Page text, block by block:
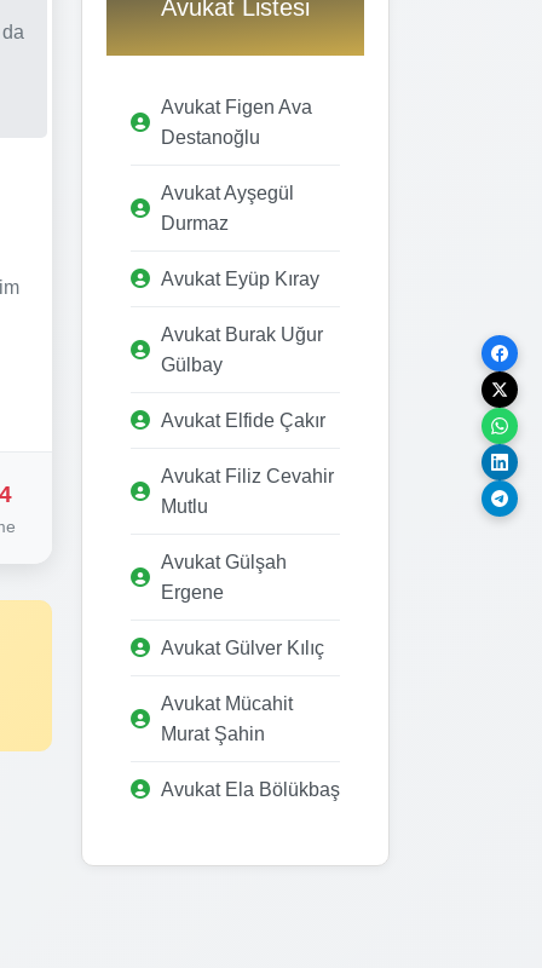
Avukat Listesi
Avukat Figen Ava
Destanoğlu
Avukat Ayşegül
Durmaz
Avukat Eyüp Kıray
Avukat Burak Uğur
Gülbay
Avukat Elfide Çakır
Avukat Filiz Cevahir
Mutlu
Avukat Gülşah
Ergene
Avukat Gülver Kılıç
Avukat Mücahit
Murat Şahin
Avukat Ela Bölükbaş